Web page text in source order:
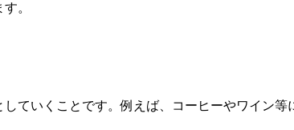
。
ていくことです。例えば、コーヒーやワイン